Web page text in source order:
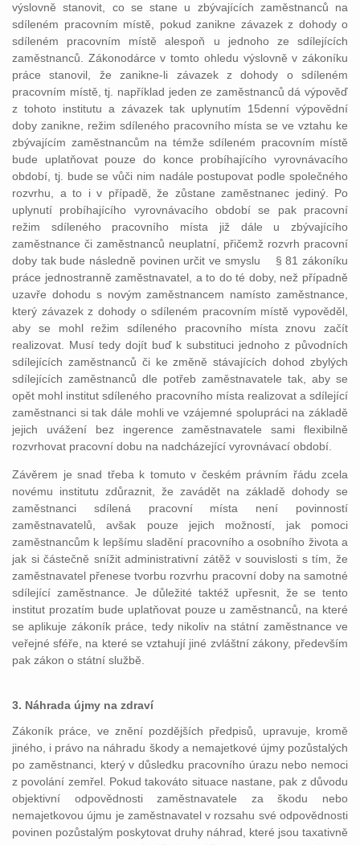
výslovně stanovit, co se stane u zbývajících zaměstnanců na
sdíleném pracovním místě, pokud zanikne závazek z dohody o
sdíleném pracovním místě alespoň u jednoho ze sdílejících
zaměstnanců. Zákonodárce v tomto ohledu výslovně v zákoníku
práce stanovil, že zanikne-li závazek z dohody o sdíleném
pracovním místě, tj. například jeden ze zaměstnanců dá výpověď
z tohoto institutu a závazek tak uplynutím 15denní výpovědní
doby zanikne, režim sdíleného pracovního místa se ve vztahu ke
zbývajícím zaměstnancům na témže sdíleném pracovním místě
bude uplatňovat pouze do konce probíhajícího vyrovnávacího
období, tj. bude se vůči nim nadále postupovat podle společného
rozvrhu, a to i v případě, že zůstane zaměstnanec jediný. Po
uplynutí probíhajícího vyrovnávacího období se pak pracovní
režim sdíleného pracovního místa již dále u zbývajícího
zaměstnance či zaměstnanců neuplatní, přičemž rozvrh pracovní
doby tak bude následně povinen určit ve smyslu § 81 zákoníku
práce jednostranně zaměstnavatel, a to do té doby, než případně
uzavře dohodu s novým zaměstnancem namísto zaměstnance,
který závazek z dohody o sdíleném pracovním místě vypověděl,
aby se mohl režim sdíleného pracovního místa znovu začít
realizovat. Musí tedy dojít buď k substituci jednoho z původních
sdílejících zaměstnanců či ke změně stávajících dohod zbylých
sdílejících zaměstnanců dle potřeb zaměstnavatele tak, aby se
opět mohl institut sdíleného pracovního místa realizovat a sdílející
zaměstnanci si tak dále mohli ve vzájemné spolupráci na základě
jejich uvážení bez ingerence zaměstnavatele sami flexibilně
rozvrhovat pracovní dobu na nadcházející vyrovnávací období.
Závěrem je snad třeba k tomuto v českém právním řádu zcela
novému institutu zdůraznit, že zavádět na základě dohody se
zaměstnanci sdílená pracovní místa není povinností
zaměstnavatelů, avšak pouze jejich možností, jak pomoci
zaměstnancům k lepšímu sladění pracovního a osobního života a
jak si částečně snížit administrativní zátěž v souvislosti s tím, že
zaměstnavatel přenese tvorbu rozvrhu pracovní doby na samotné
sdílející zaměstnance. Je důležité taktéž upřesnit, že se tento
institut prozatím bude uplatňovat pouze u zaměstnanců, na které
se aplikuje zákoník práce, tedy nikoliv na státní zaměstnance ve
veřejné sféře, na které se vztahují jiné zvláštní zákony, především
pak zákon o státní službě.
3. Náhrada újmy na zdraví
Zákoník práce, ve znění pozdějších předpisů, upravuje, kromě
jiného, i právo na náhradu škody a nemajetkové újmy pozůstalých
po zaměstnanci, který v důsledku pracovního úrazu nebo nemoci
z povolání zemřel. Pokud takováto situace nastane, pak z důvodu
objektivní odpovědnosti zaměstnavatele za škodu nebo
nemajetkovou újmu je zaměstnavatel v rozsahu své odpovědnosti
povinen pozůstalým poskytovat druhy náhrad, které jsou taxativně